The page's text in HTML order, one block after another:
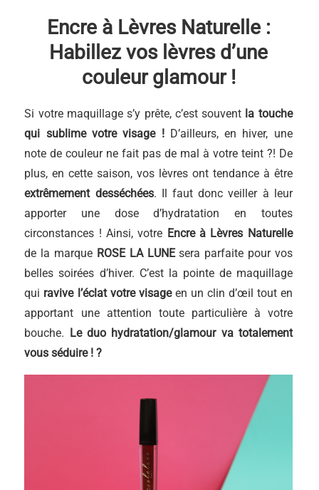
Encre à Lèvres Naturelle :
Habillez vos lèvres d’une
couleur glamour !
Si votre maquillage s’y prête, c’est souvent la touche
qui sublime votre visage !D’ailleurs, en hiver, une
note de couleur ne fait pas de mal à votre teint ?! De
plus, en cette saison, vos lèvres ont tendance à être
extrêmement desséchées. Il faut donc veiller à leur
apporter une dose d’hydratation en toutes
circonstances ! Ainsi, votre Encre à Lèvres Naturelle
de la marque ROSE LA LUNEsera parfaite pour vos
belles soirées d’hiver. C’est la pointe de maquillage
qui ravive l’éclat votre visageen un clin d’œil tout en
apportant une attention toute particulière à votre
bouche. Le duo hydratation/glamour va totalement
vous séduire ! ?